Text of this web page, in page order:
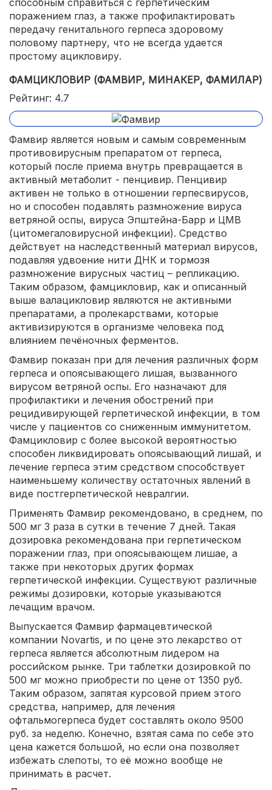
способным справиться с герпетическим
поражением глаз, а также профилактировать
передачу генитального герпеса здоровому
половому партнеру, что не всегда удается
простому ацикловиру.
ФАМЦИКЛОВИР (ФАМВИР, МИНАКЕР, ФАМИЛАР)
Рейтинг: 4.7
Фамвир является новым и самым современным
противовирусным препаратом от герпеса,
который после приема внутрь превращается в
активный метаболит - пенцивир. Пенцивир
активен не только в отношении герпесвирусов,
но и способен подавлять размножение вируса
ветряной оспы, вируса Эпштейна-Барр и ЦМВ
(цитомегаловирусной инфекции). Средство
действует на наследственный материал вирусов,
подавляя удвоение нити ДНК и тормозя
размножение вирусных частиц – репликацию.
Таким образом, фамцикловир, как и описанный
выше валацикловир являются не активными
препаратами, а пролекарствами, которые
активизируются в организме человека под
влиянием печёночных ферментов.
Фамвир показан при для лечения различных форм
герпеса и опоясывающего лишая, вызванного
вирусом ветряной оспы. Его назначают для
профилактики и лечения обострений при
рецидивирующей герпетической инфекции, в том
числе у пациентов со сниженным иммунитетом.
Фамцикловир с более высокой вероятностью
способен ликвидировать опоясывающий лишай, и
лечение герпеса этим средством способствует
наименьшему количеству остаточных явлений в
виде постгерпетической невралгии.
Применять Фамвир рекомендовано, в среднем, по
500 мг 3 раза в сутки в течение 7 дней. Такая
дозировка рекомендована при герпетическом
поражении глаз, при опоясывающем лишае, а
также при некоторых других формах
герпетической инфекции. Существуют различные
режимы дозировки, которые указываются
лечащим врачом.
Выпускается Фамвир фармацевтической
компании Novartis, и по цене это лекарство от
герпеса является абсолютным лидером на
российском рынке. Три таблетки дозировкой по
500 мг можно приобрести по цене от 1350 руб.
Таким образом, запятая курсовой прием этого
средства, например, для лечения
офтальмогерпеса будет составлять около 9500
руб. за неделю. Конечно, взятая сама по себе это
цена кажется большой, но если она позволяет
избежать слепоты, то её можно вообще не
принимать в расчет.